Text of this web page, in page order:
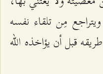
مِن تلقاء نفسه
قبل أن يؤاخذه الله